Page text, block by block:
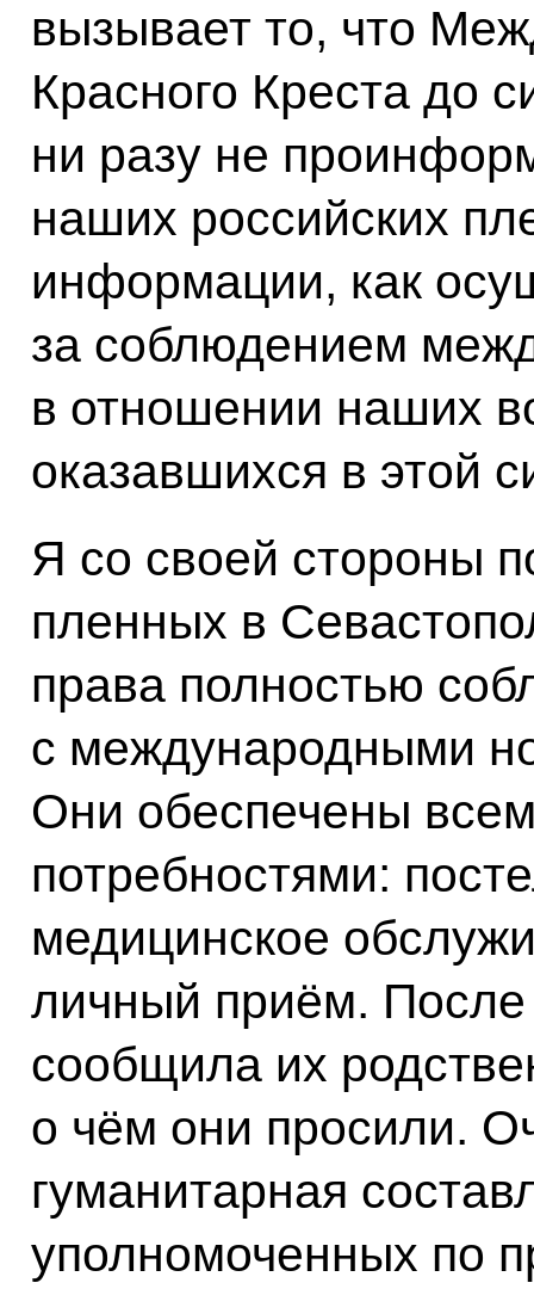
вызывает то, что
Красного Креста до
ни разу не
наших российских
информации, как
за соблюдением
в отношении наших
оказавшихся в этой
Я со своей стороны
пленных в
права полностью
с международными
Они обеспечены
потребностями:
медицинское
личный приём. После
сообщила их
о чём они просили.
гуманитарная
уполномоченных по